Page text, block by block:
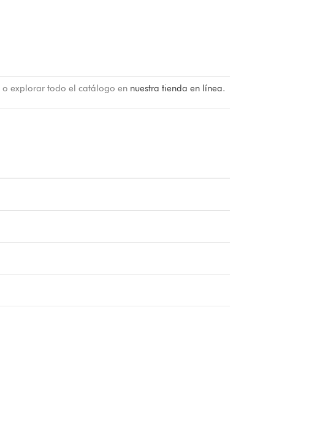
o explorar todo el catálogo en nuestra tienda en línea.